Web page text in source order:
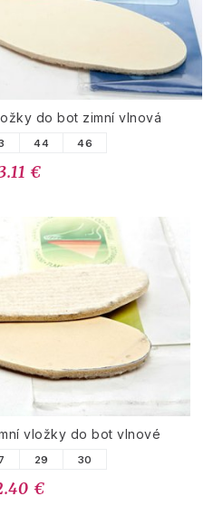
do bot zimní vlnová
44 46
€
vložky do bot vlnové
29 30
€